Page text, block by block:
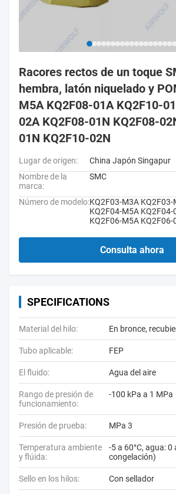
Racores rectos de un toque
hembra, latón niquelado y
M5A KQ2F08-01A KQ2F10-
02A KQ2F08-01N KQ2F08-
01N KQ2F10-02N
Lugar de origen:
China Japón Singapur
Nombre de la
marca:
SMC
Número de modelo:KQ2F03-M3A
KQ2F04-M5A
KQ2F06-M5A
Consulta ahora
SPECIFICATIONS
Material del hilo: En bronce,
Tubo aplicable: FEP
El fluido: Agua del aire
Rango de presión de
funcionamiento:
-100 kPa a 1 MPa
Presión de prueba: MPa 3
Temperatura ambiente
y flúida:
-5 a 60°C, agua: 0
congelación)
Sello en los hilos: Con sellador